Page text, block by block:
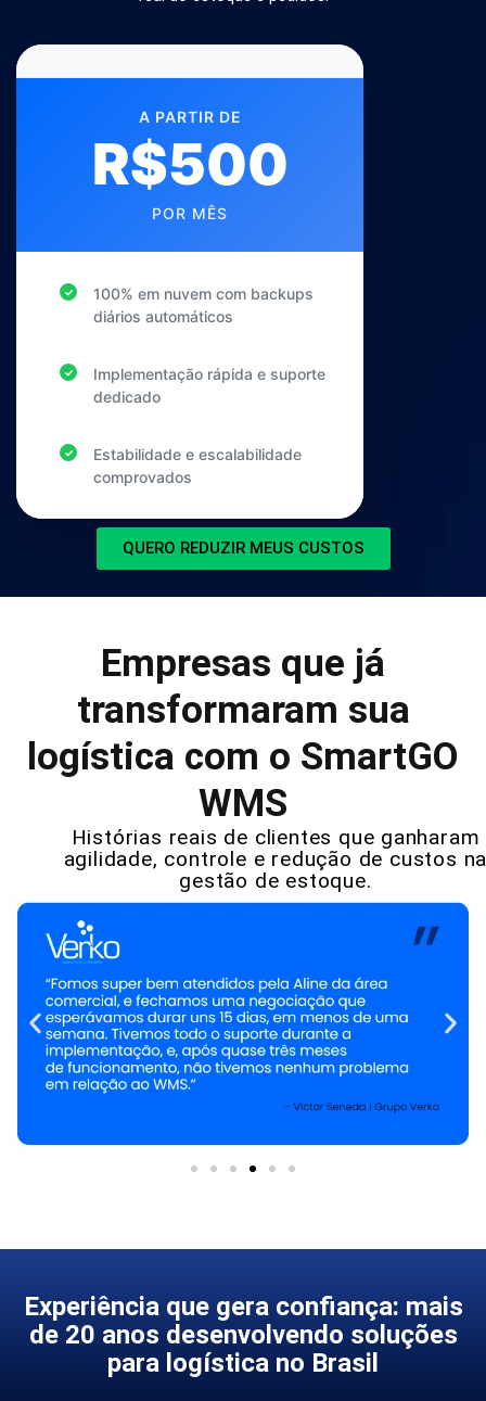
A PARTIR DE
R$500
POR MÊS
✓
100% em nuvem com backups
diários automáticos
✓
Implementação rápida e suporte
dedicado
✓
Estabilidade e escalabilidade
comprovados
QUERO REDUZIR MEUS CUSTOS
Empresas que já
transformaram sua
logística com o SmartGO
WMS
Histórias reais de clientes que ganharam
agilidade, controle e redução de custos
gestão de estoque.
Experiência que gera confiança: mais
de 20 anos desenvolvendo soluções
para logística no Brasil